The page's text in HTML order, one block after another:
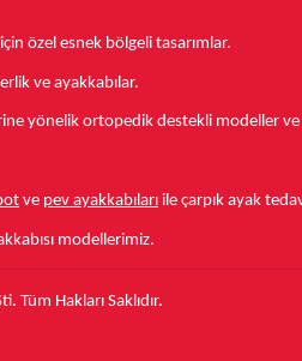
özel esnek bölgeli tasarımlar.
ve ayakkabılar.
yönelik ortopedik destekli modeller ve
ve pev ayakkabıları ile çarpık ayak
modellerimiz.
Hakları Saklıdır.